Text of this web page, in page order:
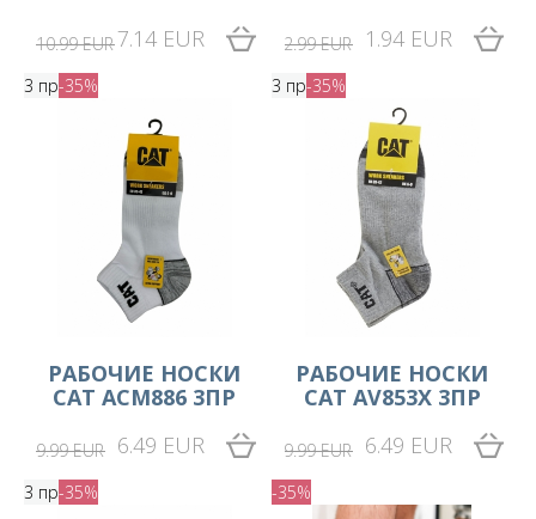
10.99 EUR7.14 EUR 2.99 EUR 1.94 EUR
3 пр-35%
РАБОЧИЕ НОСКИ
CAT ACM886 3ПР
9.99 EUR 6.49 EUR
3 пр-35%
РАБОЧИЕ НОСКИ
CAT AV853X 3ПР
9.99 EUR 6.49 EUR
3 пр-35% -35%